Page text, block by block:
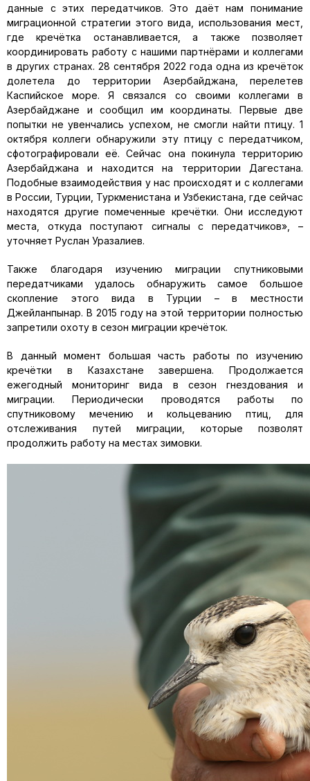
данные с этих передатчиков. Это даёт нам понимание
миграционной стратегии этого вида, использования мест,
где кречётка останавливается, а также позволяет
координировать работу с нашими партнёрами и коллегами
в других странах. 28 сентября 2022 года одна из кречёток
долетела до территории Азербайджана, перелетев
Каспийское море. Я связался со своими коллегами в
Азербайджане и сообщил им координаты. Первые две
попытки не увенчались успехом, не смогли найти птицу. 1
октября коллеги обнаружили эту птицу с передатчиком,
сфотографировали её. Сейчас она покинула территорию
Азербайджана и находится на территории Дагестана.
Подобные взаимодействия у нас происходят и с коллегами
в России, Турции, Туркменистана и Узбекистана, где сейчас
находятся другие помеченные кречётки. Они исследуют
места, откуда поступают сигналы с передатчиков», –
уточняет Руслан Уразалиев.
Также благодаря изучению миграции спутниковыми
передатчиками удалось обнаружить самое большое
скопление этого вида в Турции – в местности
Джейланпынар. В 2015 году на этой территории полностью
запретили охоту в сезон миграции кречёток.
В данный момент большая часть работы по изучению
кречётки в Казахстане завершена. Продолжается
ежегодный мониторинг вида в сезон гнездования и
миграции. Периодически проводятся работы по
спутниковому мечению и кольцеванию птиц, для
отслеживания путей миграции, которые позволят
продолжить работу на местах зимовки.